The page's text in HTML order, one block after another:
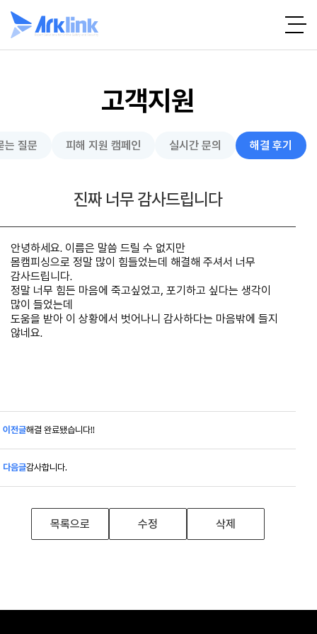
고객지원
는 질문 피해 지원 캠페인 실시간 문의 해결 후기
진짜 너무 감사드립니다
안녕하세요. 이름은 말씀 드릴 수 없지만
몸캠피싱으로 정말 많이 힘들었는데 해결해 주셔서 너무
감사드립니다.
정말 너무 힘든 마음에 죽고싶었고, 포기하고 싶다는 생각이
많이 들었는데
도움을 받아 이 상황에서 벗어나니 감사하다는 마음밖에 들지
않네요.
이전글해결 완료됐습니다!!
다음글감사합니다.
목록으로 수정 삭제